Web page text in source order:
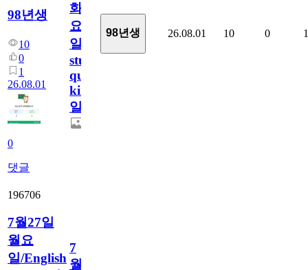
98년생
10
0
1
26.08.01
0
댓글
화
요
일/English
study
quiz
king770
일
98년생 26.08.01 10 0 1
196706
7월27일
월요
일/English
7
월